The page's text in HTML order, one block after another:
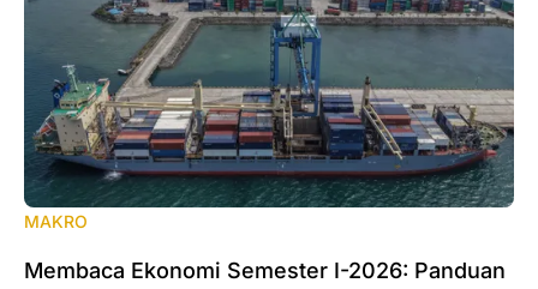
MAKRO
Membaca Ekonomi Semester I-2026: Panduan